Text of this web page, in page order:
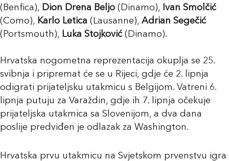
(Benfica), Dion Drena Beljo (Dinamo), Ivan Smolčić
(Como), Karlo Letica (Lausanne), Adrian Segečić
(Portsmouth), Luka Stojković(Dinamo).
Hrvatska nogometna reprezentacija okuplja se 25.
svibnja i pripremat će se u Rijeci, gdje će 2. lipnja
odigrati prijateljsku utakmicu s Belgijom. Vatreni 6.
lipnja putuju za Varaždin, gdje ih 7. lipnja očekuje
prijateljska utakmica sa Slovenijom, a dva dana
poslije predviđen je odlazak za Washington.
Hrvatska prvu utakmicu na Svjetskom prvenstvu igra